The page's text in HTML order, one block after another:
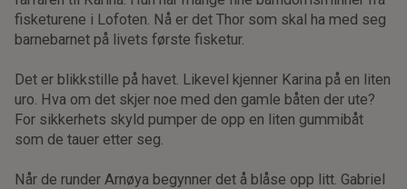
fisketurene i Lofoten. Nå er det Thor som skal ha med seg
barnebarnet på livets første fisketur.
Det er blikkstille på havet. Likevel kjenner Karina på en liten
uro. Hva om det skjer noe med den gamle båten der ute?
For sikkerhets skyld pumper de opp en liten gummibåt
som de tauer etter seg.
Når de runder Arnøya begynner det å blåse opp litt. Gabriel